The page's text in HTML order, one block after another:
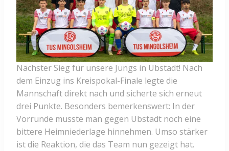
Nächster Sieg für unsere Jungs in Ubstadt! Nach
dem Einzug ins Kreispokal-Finale legte die
Mannschaft direkt nach und sicherte sich erneut
drei Punkte. Besonders bemerkenswert: In der
Vorrunde musste man gegen Ubstadt noch eine
bittere Heimniederlage hinnehmen. Umso stärker
ist die Reaktion, die das Team nun gezeigt hat.